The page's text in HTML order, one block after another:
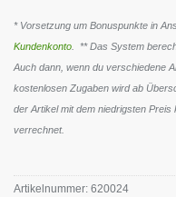
* Vorsetzung um Bonuspunkte in
Kundenkonto . ** Das System
Auch dann, wenn du verschiedene
kostenlosen Zugaben wird ab
der Artikel mit dem niedrigsten
verrechnet.
Artikelnummer: 620024